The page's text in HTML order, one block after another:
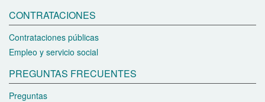
CONTRATACIONES
Contrataciones públicas
Empleo y servicio social
PREGUNTAS FRECUENTES
Preguntas